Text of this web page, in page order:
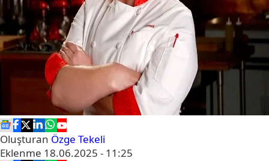
Oluşturan Özge Tekeli
Eklenme 18.06.2025 - 11:25